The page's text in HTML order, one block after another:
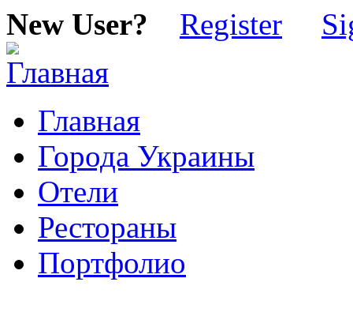
New User? Register
Главная
Города Украины
Отели
Рестораны
Портфолио